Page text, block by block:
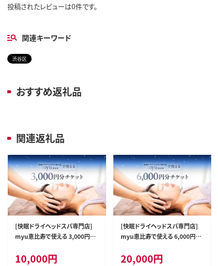
投稿されたレビューは0件です。
関連キーワード
渋谷区
おすすめ返礼品
関連返礼品
[快眠ドライヘッドスパ専門店]
myu恵比寿で使える 3,000円分
10,000円
[快眠ドライヘッドスパ専門店]
myu恵比寿で使える 6,000円分
20,000円